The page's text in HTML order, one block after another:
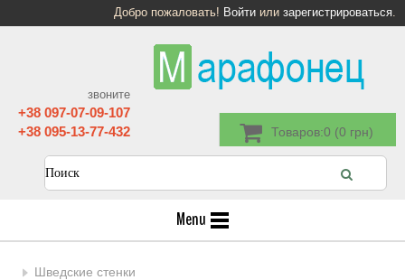
Добро пожаловать! Войти или зарегистрироваться.
Товаров:0 (0 грн)
звоните
+38 097-07-09-107
+38 095-13-77-432
Menu
Шведские стенки